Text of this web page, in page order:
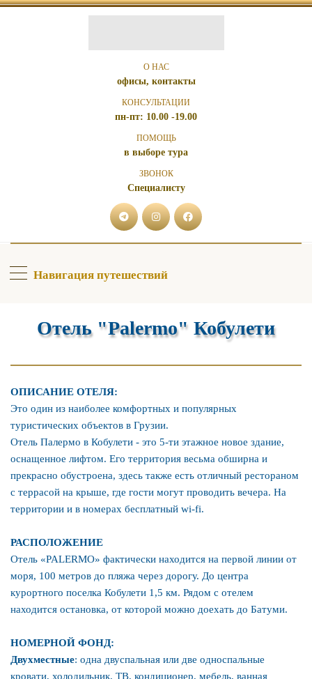
О НАС
офисы, контакты
КОНСУЛЬТАЦИИ
пн-пт: 10.00 -19.00
ПОМОЩЬ
в выборе тура
ЗВОНОК
Специалисту
Навигация путешествий
Отель "Palermo" Кобулети
ОПИСАНИЕ ОТЕЛЯ:
Это один из наиболее комфортных и популярных
туристических объектов в Грузии.
Отель Палермо в Кобулети - это 5-ти этажное новое здание,
оснащенное лифтом. Его территория весьма обширна и
прекрасно обустроена, здесь также есть отличный рестораном
с террасой на крыше, где гости могут проводить вечера. На
территории и в номерах бесплатный wi-fi.
РАСПОЛОЖЕНИЕ
Отель «PALERMO» фактически находится на первой линии от
моря, 100 метров до пляжа через дорогу. До центра
курортного поселка Кобулети 1,5 км. Рядом с отелем
находится остановка, от которой можно доехать до Батуми.
НОМЕРНОЙ ФОНД:
Двухместные: одна двуспальная или две односпальные
кровати, холодильник, ТВ, кондиционер, мебель, ванная